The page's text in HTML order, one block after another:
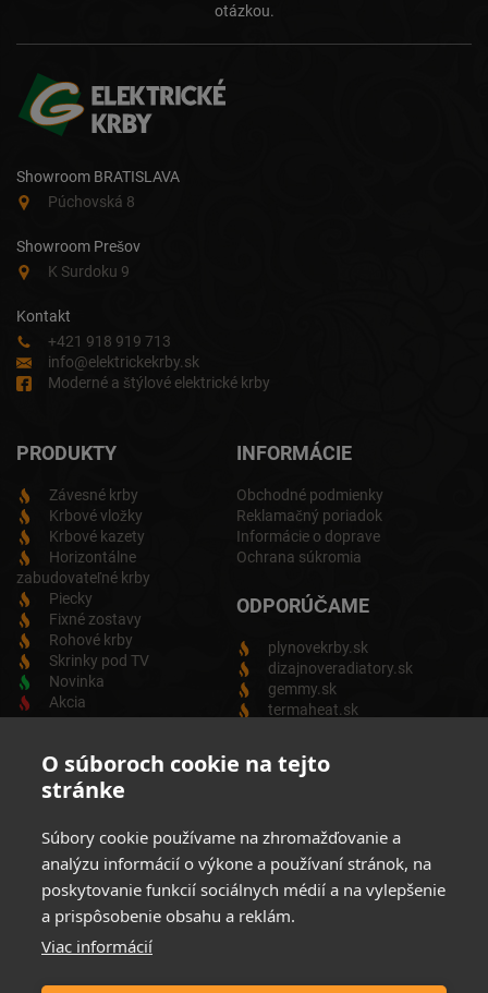
O súboroch cookie na tejto
stránke
Súbory cookie používame na zhromažďovanie a
analýzu informácií o výkone a používaní stránok, na
poskytovanie funkcií sociálnych médií a na vylepšenie
a prispôsobenie obsahu a reklám.
Viac informácií
otázkou.
Showroom BRATISLAVA
Púchovská 8
Showroom Prešov
K Surdoku 9
Kontakt
+421 918 919 713
info@elektrickekrby.sk
Moderné a štýlové elektrické krby
PRODUKTY
Závesné krby
Krbové vložky
Krbové kazety
Horizontálne
zabudovateľné krby
Piecky
Fixné zostavy
Rohové krby
Skrinky pod TV
Novinka
Akcia
INFORMÁCIE
Obchodné podmienky
Reklamačný poriadok
Informácie o doprave
Ochrana súkromia
ODPORÚČAME
plynovekrby.sk
dizajnoveradiatory.sk
gemmy.sk
termaheat.sk
ODBER NEWSLETTRA
Zadajte svoju e-mailovú adresu a budete vždy informovaný o
Elektrických produktov.
Súhlasim so spracovaním osobných údajov